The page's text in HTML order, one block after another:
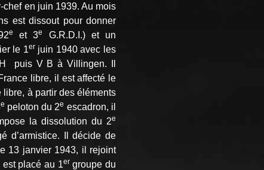
en juin 1939. Au mois
est dissout pour donner
e et 3e
G.R.D.I.) et un
le 1er juin 1940 avec les
puis V B à Villingen. Il
libre, il est affecté le
à partir des éléments
e peloton du 2e escadron, il
la dissolution du 2e
d’armistice. Il décide de
13 janvier 1943, il rejoint
placé au 1er groupe du